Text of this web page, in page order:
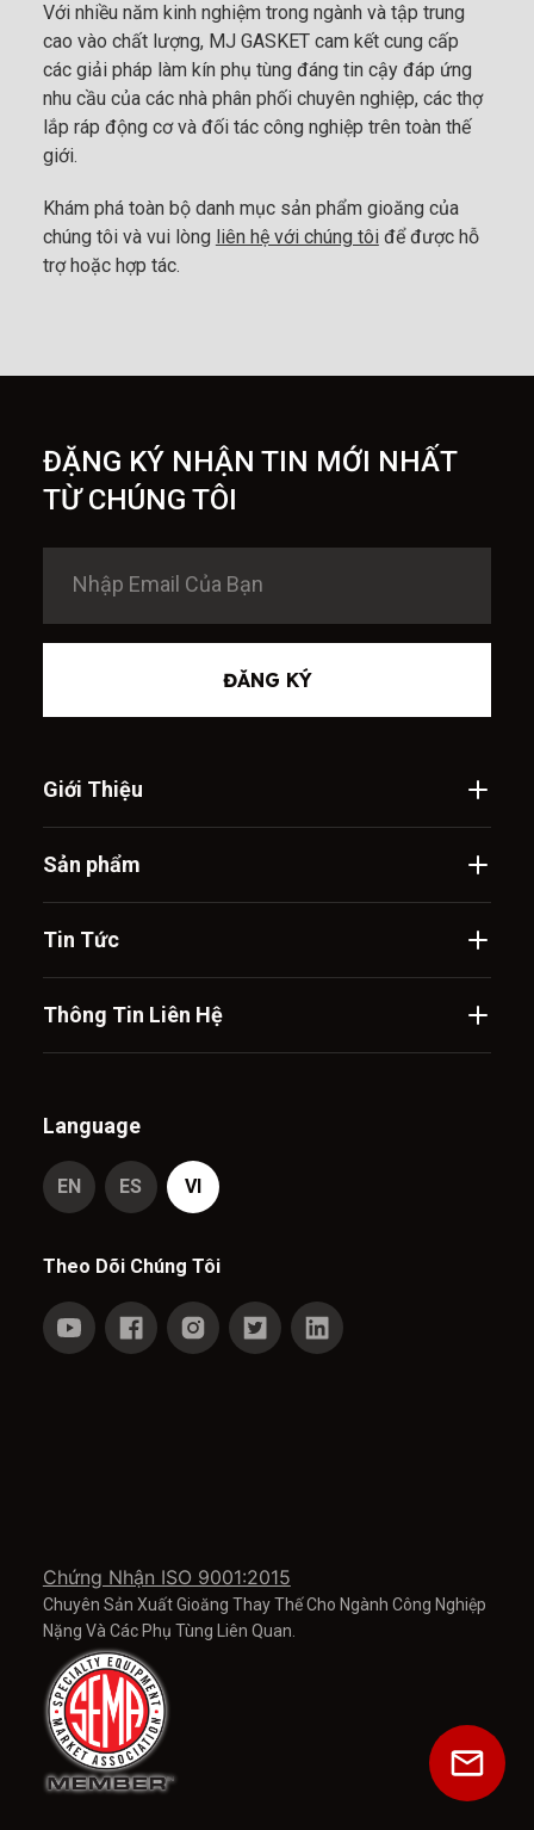
Với nhiều năm kinh nghiệm trong ngành và tập trung
cao vào chất lượng, MJ GASKET cam kết cung cấp
các giải pháp làm kín phụ tùng đáng tin cậy đáp ứng
nhu cầu của các nhà phân phối chuyên nghiệp, các thợ
lắp ráp động cơ và đối tác công nghiệp trên toàn thế
giới.
Khám phá toàn bộ danh mục sản phẩm gioăng của
chúng tôi và vui lòng liên hệ với chúng tôiđể được hỗ
trợ hoặc hợp tác.
ĐẶNG KÝ NHẬN TIN MỚI NHẤT
TỪ CHÚNG TÔI
ĐĂNG KÝ
Giới Thiệu
Sản phẩm
Tin Tức
Thông Tin Liên Hệ
Chứng Nhận ISO 9001:2015
Chuyên Sản Xuất Gioăng Thay Thế Cho Ngành Công Nghiệp
Nặng Và Các Phụ Tùng Liên Quan.
Language
EN ES VI
Theo Dõi Chúng Tôi